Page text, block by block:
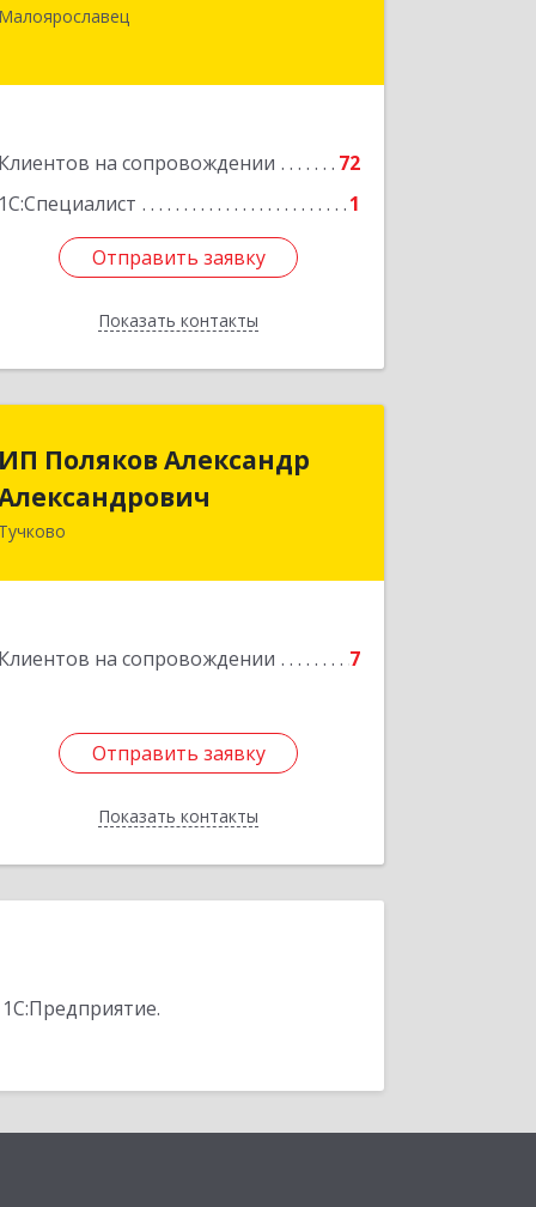
Малоярославец
Клиентов на сопровождении
72
1С:Специалист
1
Отправить заявку
Показать контакты
2а
Отправить заявку
Назад
ИП Поляков Александр
Тучково
Клиентов на сопровождении 7
Отправить заявку
Показать контакты
Александрович
143160, Московская обл., Рузский р-н,
Отправить заявку
Назад